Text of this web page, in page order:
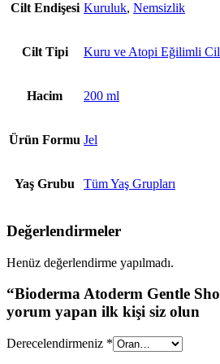
Cilt Endişesi Kuruluk, Nemsizlik
Cilt Tipi Kuru ve Atopi Eğilimli
Hacim 200 ml
Ürün Formu Jel
Yaş Grubu Tüm Yaş Grupları
Değerlendirmeler
Henüz değerlendirme yapılmadı.
“Bioderma Atoderm Gentle
yorum yapan ilk kişi siz olun
Derecelendirmeniz *